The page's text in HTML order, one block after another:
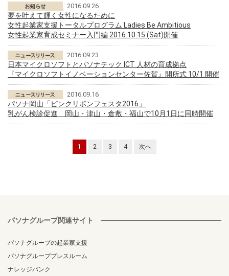
2016.09.26
夢を叶えて輝く女性になるために
女性起業家支援トータルプログラム Ladies Be Ambitious
女性起業家育成セミナー入門編 2016.10.15.(Sat)開催
2016.09.23
日本マイクロソフトとパソナテック ICT 人材の育成拠点
『マイクロソフトイノベーションセンター佐賀』開所式 10/1 開催
2016.09.16
パソナ岡山「ピンクリボンフェスタ2016」
乳がん検診促進 岡山・津山・倉敷・福山で10月1日に同時開催
1 2 3 4 次へ
パソナグループ関連サイト
パソナグループの起業家支援
パソナグループプレスルーム
ナレッジバンク